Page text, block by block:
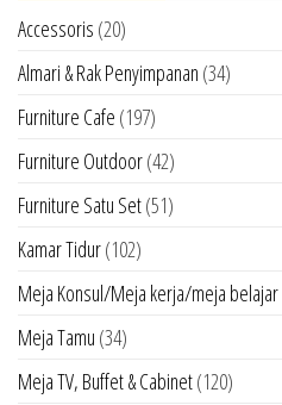
Accessoris (20)
Almari & Rak Penyimpanan (34)
Furniture Cafe (197)
Furniture Outdoor(42)
Furniture Satu Set(51)
Kamar Tidur(102)
Meja Konsul/Meja kerja/meja belajar
Meja Tamu (34)
Meja TV, Buffet & Cabinet(120)